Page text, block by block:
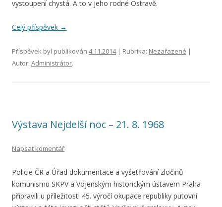
vystoupení chystá. A to v jeho rodné Ostravě.
Celý příspěvek →
Příspěvek byl publikován 4.11.2014| Rubrika: Nezařazené |
Autor: Administrátor.
Výstava Nejdelší noc – 21. 8. 1968
Napsat komentář
Policie ČR a Úřad dokumentace a vyšetřování zločinů
komunismu SKPV a Vojenským historickým ústavem Praha
připravili u příležitosti 45. výročí okupace republiky putovní